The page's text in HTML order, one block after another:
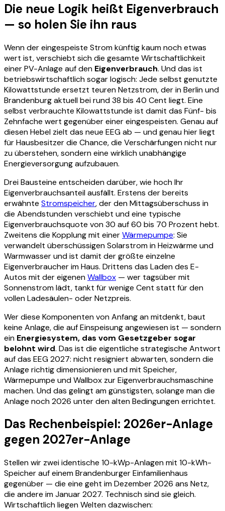
Die neue Logik heißt Eigenverbrauch
— so holen Sie ihn raus
Wenn der eingespeiste Strom künftig kaum noch etwas
wert ist, verschiebt sich die gesamte Wirtschaftlichkeit
einer PV-Anlage auf den Eigenverbrauch. Und das ist
betriebswirtschaftlich sogar logisch: Jede selbst genutzte
Kilowattstunde ersetzt teuren Netzstrom, der in Berlin und
Brandenburg aktuell bei rund 38 bis 40 Cent liegt. Eine
selbst verbrauchte Kilowattstunde ist damit das Fünf- bis
Zehnfache wert gegenüber einer eingespeisten. Genau auf
diesen Hebel zielt das neue EEG ab — und genau hier liegt
für Hausbesitzer die Chance, die Verschärfungen nicht nur
zu überstehen, sondern eine wirklich unabhängige
Energieversorgung aufzubauen.
Drei Bausteine entscheiden darüber, wie hoch Ihr
Eigenverbrauchsanteil ausfällt. Erstens der bereits
erwähnte Stromspeicher, der den Mittagsüberschuss in
die Abendstunden verschiebt und eine typische
Eigenverbrauchsquote von 30 auf 60 bis 70 Prozent hebt.
Zweitens die Kopplung mit einerWärmepumpe: Sie
verwandelt überschüssigen Solarstrom in Heizwärme und
Warmwasser und ist damit der größte einzelne
Eigenverbraucher im Haus. Drittens das Laden des E-
Autos mit der eigenenWallbox — wer tagsüber mit
Sonnenstrom lädt, tankt für wenige Cent statt für den
vollen Ladesäulen- oder Netzpreis.
Wer diese Komponenten von Anfang an mitdenkt, baut
keine Anlage, die auf Einspeisung angewiesen ist — sondern
ein Energiesystem, das vom Gesetzgeber sogar
belohnt wird. Das ist die eigentliche strategische Antwort
auf das EEG 2027: nicht resigniert abwarten, sondern die
Anlage richtig dimensionieren und mit Speicher,
Wärmepumpe und Wallbox zur Eigenverbrauchsmaschine
machen. Und das gelingt am günstigsten, solange man die
Anlage noch 2026 unter den alten Bedingungen errichtet.
Das Rechenbeispiel: 2026er-Anlage
gegen 2027er-Anlage
Stellen wir zwei identische 10-kWp-Anlagen mit 10-kWh-
Speicher auf einem Brandenburger Einfamilienhaus
gegenüber — die eine geht im Dezember 2026 ans Netz,
die andere im Januar 2027. Technisch sind sie gleich.
Wirtschaftlich liegen Welten dazwischen: